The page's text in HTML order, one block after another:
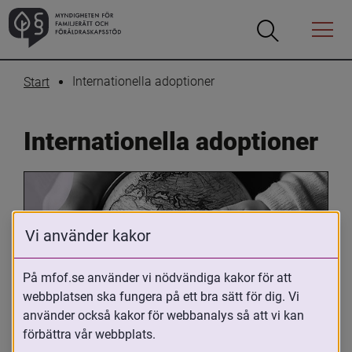
Öppna
Öppna
Menyn
Start Internationella adoptioner
Internationella adoptioner
Oavsett om du är adopterad,
adoptivförälder eller arbetar med
Vi använder kakor
På mfof.se använder vi nödvändiga kakor för att
webbplatsen ska fungera på ett bra sätt för dig. Vi
använder också kakor för webbanalys så att vi kan
förbättra vår webbplats.